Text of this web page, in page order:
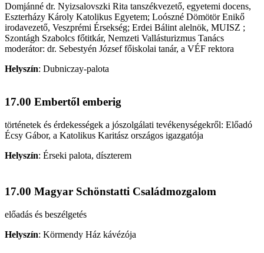
Domjánné dr. Nyizsalovszki Rita tanszékvezető, egyetemi docens,
Eszterházy Károly Katolikus Egyetem; Loószné Dömötör Enikő
irodavezető, Veszprémi Érsekség; Erdei Bálint alelnök, MUISZ ;
Szontágh Szabolcs főtitkár, Nemzeti Vallásturizmus Tanács
moderátor: dr. Sebestyén József főiskolai tanár, a VÉF rektora
Helyszín: Dubniczay-palota
17.00 Embertől emberig
történetek és érdekességek a jószolgálati tevékenységekről: Előadó
Écsy Gábor, a Katolikus Karitász országos igazgatója
Helyszín: Érseki palota, díszterem
17.00 Magyar Schönstatti Családmozgalom
előadás és beszélgetés
Helyszín: Körmendy Ház kávézója